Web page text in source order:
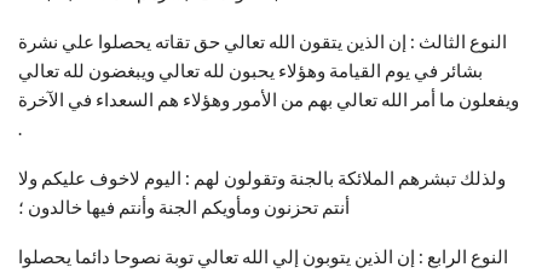
بشائر في يوم القيامة وهؤلاء يحبون لله تعالي ويبغضون لله تعالي
ويفعلون ما أمر الله تعالي بهم من الأمور وهؤلاء هم السعداء في الآخرة
.
ولذلك تبشرهم الملائكة بالجنة وتقولون لهم : اليوم لاخوف عليكم ولا
أنتم تحزنون ومأويكم الجنة وأنتم فيها خالدون ؛
النوع الرابع : إن الذين يتوبون إلي الله تعالي توبة نصوحا دائما يحصلوا